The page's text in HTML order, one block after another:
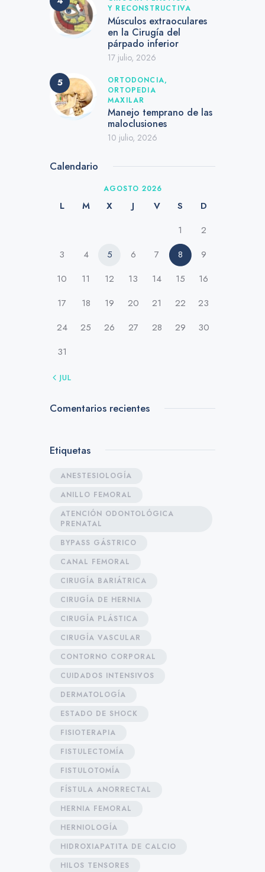
Y RECONSTRUCTIVA
Músculos extraoculares
en la Cirugía del
párpado inferior
17 julio, 2026
ORTODONCIA,
ORTOPEDIA
MAXILAR
Manejo temprano de las
maloclusiones
10 julio, 2026
Calendario
AGOSTO 2026
L M X J V S
D
1
2
3
4 5 6 7 8
9
10
11 12 13 14 15
16
17
18 19 20 21 22
23
24
25 26 27 28 29
30
31
« JUL
Comentarios recientes
Etiquetas
ANESTESIOLOGÍA
ANILLO FEMORAL
ATENCIÓN ODONTOLÓGICA
PRENATAL
BYPASS GÁSTRICO
CANAL FEMORAL
CIRUGÍA BARIÁTRICA
CIRUGÍA DE HERNIA
CIRUGÍA PLÁSTICA
CIRUGÍA VASCULAR
CONTORNO CORPORAL
CUIDADOS INTENSIVOS
DERMATOLOGÍA
ESTADO DE SHOCK
FISIOTERAPIA
FISTULECTOMÍA
FISTULOTOMÍA
FÍSTULA ANORRECTAL
HERNIA FEMORAL
HERNIOLOGÍA
HIDROXIAPATITA DE CALCIO
HILOS TENSORES